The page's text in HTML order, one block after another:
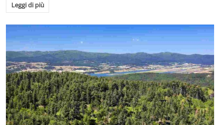
Leggi di più